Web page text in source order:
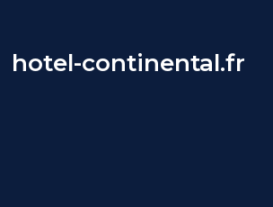
hotel-continental.fr